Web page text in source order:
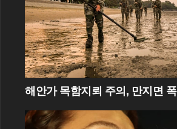
해안가 목함지뢰 주의, 만지면